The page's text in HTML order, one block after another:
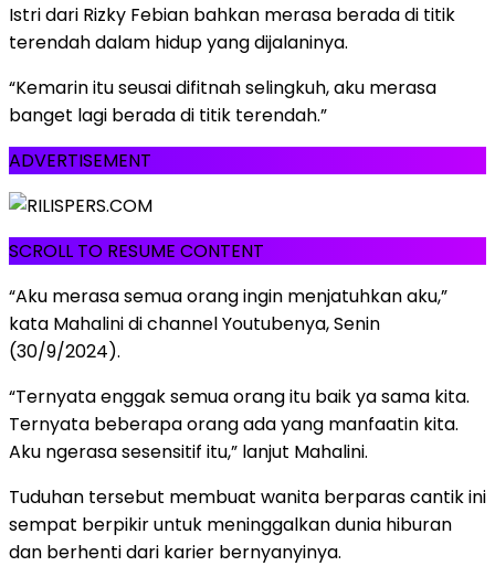
Istri dari Rizky Febian bahkan merasa berada di titik
terendah dalam hidup yang dijalaninya.
“Kemarin itu seusai difitnah selingkuh, aku merasa
banget lagi berada di titik terendah.”
ADVERTISEMENT
SCROLL TO RESUME CONTENT
“Aku merasa semua orang ingin menjatuhkan aku,”
kata Mahalini di channel Youtubenya, Senin
(30/9/2024).
“Ternyata enggak semua orang itu baik ya sama kita.
Ternyata beberapa orang ada yang manfaatin kita.
Aku ngerasa sesensitif itu,” lanjut Mahalini.
Tuduhan tersebut membuat wanita berparas cantik ini
sempat berpikir untuk meninggalkan dunia hiburan
dan berhenti dari karier bernyanyinya.